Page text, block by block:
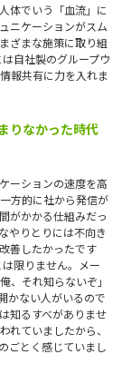
体でいう「血流」に
ニケーションがスム
ざまな施策に取り組
自社製のグループウ
報共有に力を入れま
りなかった時代
ーションの速度を高
方的に社から発信が
がかかる仕組みだっ
やりとりには不向き
善したかったです
限りません。メー
、それ知らないぞ」
かない人がいるので
知るすべがありませ
れていましたから、
ごとく感じていまし